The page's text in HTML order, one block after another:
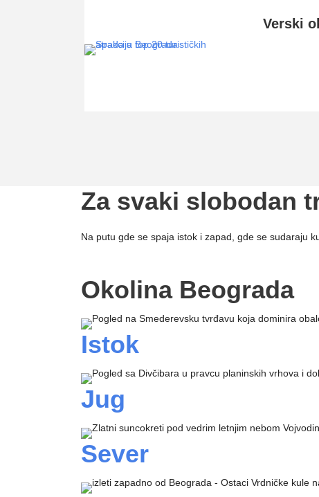
Verski
Za svaki slobodan
Na putu gde se spaja istok i zapad, gde se sudaraju
Okolina Beograda
Istok
Jug
Sever